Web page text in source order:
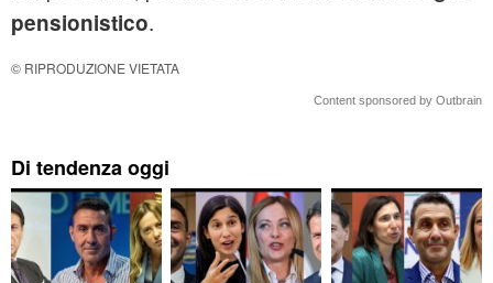
pensionistico.
© RIPRODUZIONE VIETATA
Content sponsored by Outbrain
Di tendenza oggi